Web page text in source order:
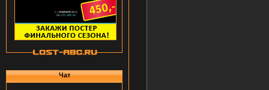
Чат